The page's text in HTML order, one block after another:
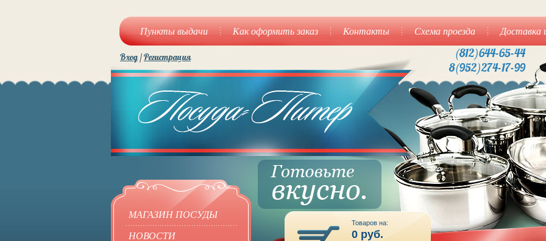
Товаров на:
0 руб.
(812)644-65-44
8(952)274-17-99
Пункты выдачи Как оформить заказ Контакты Схема проезда Доставка
Вход/Регистрация
МАГАЗИН ПОСУДЫ
НОВОСТИ